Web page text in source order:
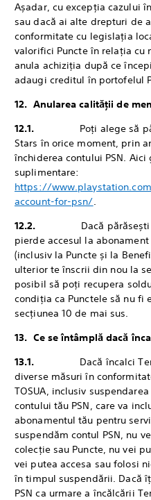
Așadar, cu excepția cazului
sau dacă ai alte drepturi de
conformitate cu legislația
valorifici Puncte în relația cu
anula achiziția după ce
adaugi creditul în portofelul
12. ‎Anularea calității de
12.1. ‎Poți alege să
Stars în orice moment, prin
închiderea contului PSN.
suplimentare:
https://
account-for-psn/.
12.2. ‎Dacă
pierde accesul la
(inclusiv la Puncte și la
ulterior te înscrii din nou la
posibil să poți recupera
condiția ca Punctele să nu fi
secțiunea 10 de mai sus.
13. ‎Ce se întâmplă dacă
13.1. ‎Dacă încalci
diverse măsuri în
TOSUA, inclusiv
contului tău PSN, care va
abonamentul tău pentru
suspendăm contul PSN, nu
colecție sau Puncte, nu vei
vei putea accesa sau folosi
în timpul suspendării. Dacă
PSN ca urmare a încălcării